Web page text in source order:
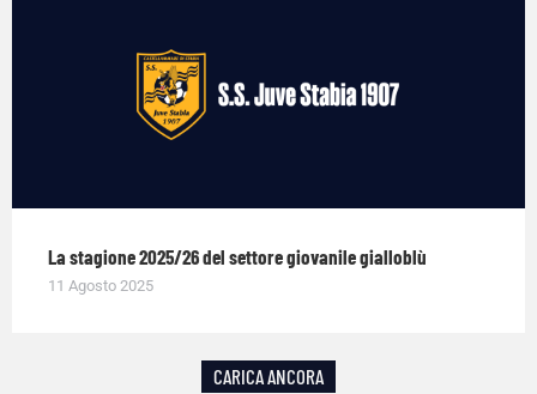
La stagione 2025/26 del settore giovanile gialloblù
11 Agosto 2025
CARICA ANCORA